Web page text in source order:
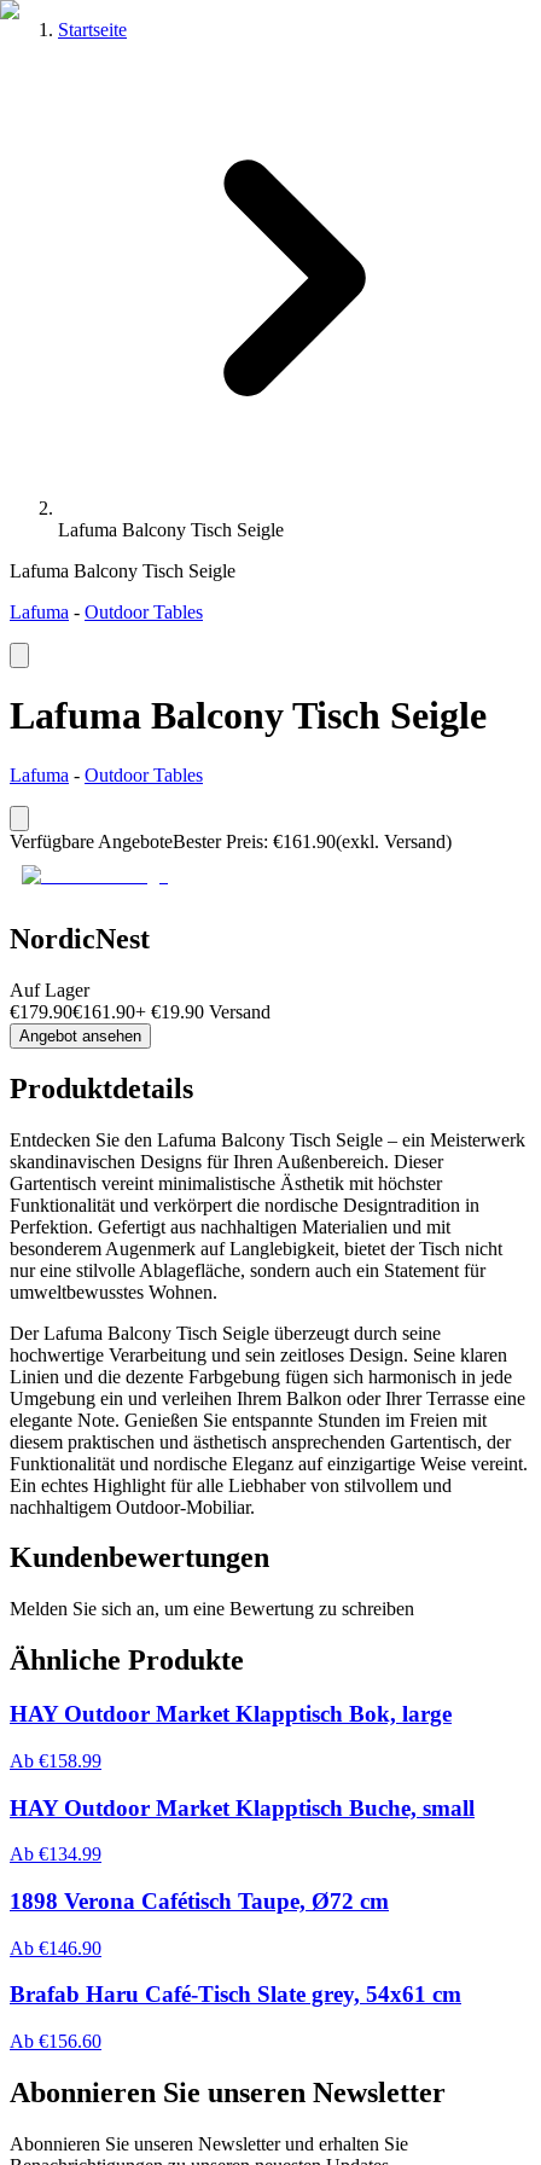
Startseite
Lafuma Balcony Tisch Seigle
Lafuma Balcony Tisch Seigle
Lafuma - Outdoor Tables
Lafuma Balcony Tisch Seigle
Lafuma - Outdoor Tables
Verfügbare AngeboteBester Preis: €161.90(exkl. Versand)
NordicNest
Auf Lager
€179.90€161.90+ €19.90 Versand
Angebot ansehen
Produktdetails
Entdecken Sie den Lafuma Balcony Tisch Seigle – ein Meisterwerk
skandinavischen Designs für Ihren Außenbereich. Dieser
Gartentisch vereint minimalistische Ästhetik mit höchster
Funktionalität und verkörpert die nordische Designtradition in
Perfektion. Gefertigt aus nachhaltigen Materialien und mit
besonderem Augenmerk auf Langlebigkeit, bietet der Tisch nicht
nur eine stilvolle Ablagefläche, sondern auch ein Statement für
umweltbewusstes Wohnen.
Der Lafuma Balcony Tisch Seigle überzeugt durch seine
hochwertige Verarbeitung und sein zeitloses Design. Seine klaren
Linien und die dezente Farbgebung fügen sich harmonisch in jede
Umgebung ein und verleihen Ihrem Balkon oder Ihrer Terrasse eine
elegante Note. Genießen Sie entspannte Stunden im Freien mit
diesem praktischen und ästhetisch ansprechenden Gartentisch, der
Funktionalität und nordische Eleganz auf einzigartige Weise vereint.
Ein echtes Highlight für alle Liebhaber von stilvollem und
nachhaltigem Outdoor-Mobiliar.
Kundenbewertungen
Melden Sie sich an, um eine Bewertung zu schreiben
Ähnliche Produkte
HAY Outdoor Market Klapptisch Bok, large
Ab €158.99
HAY Outdoor Market Klapptisch Buche, small
Ab €134.99
1898 Verona Cafétisch Taupe, Ø72 cm
Ab €146.90
Brafab Haru Café-Tisch Slate grey, 54x61 cm
Ab €156.60
Abonnieren Sie unseren Newsletter
Abonnieren Sie unseren Newsletter und erhalten Sie